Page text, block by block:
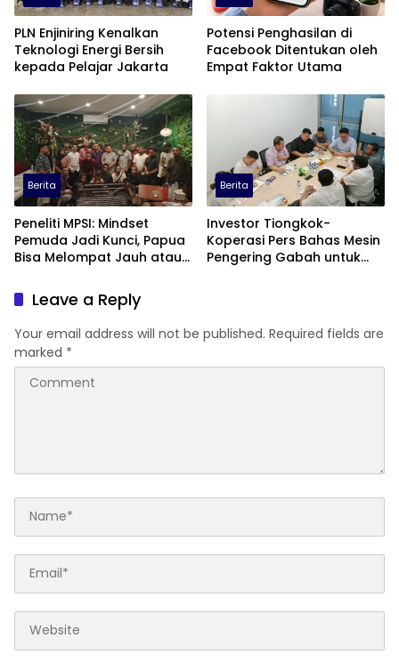
PLN Enjiniring Kenalkan
Teknologi Energi Bersih
kepada Pelajar Jakarta
Potensi Penghasilan di
Facebook Ditentukan oleh
Empat Faktor Utama
Berita
Peneliti MPSI: Mindset
Pemuda Jadi Kunci, Papua
Bisa Melompat Jauh atau
Berita
Investor Tiongkok-
Koperasi Pers Bahas Mesin
Pengering Gabah untuk
Leave a Reply
Your email address will not be published. Required fields are
marked *